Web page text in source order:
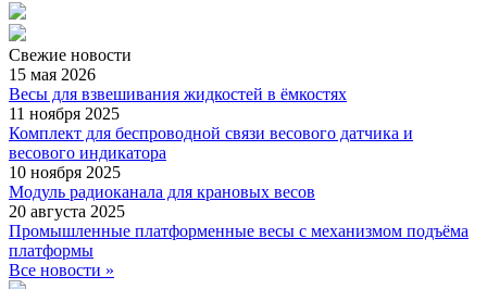
Свежие новости
15 мая 2026
Весы для взвешивания жидкостей в ёмкостях
11 ноября 2025
Комплект для беспроводной связи весового датчика и
весового индикатора
10 ноября 2025
Модуль радиоканала для крановых весов
20 августа 2025
Промышленные платформенные весы с механизмом подъёма
платформы
Все новости »